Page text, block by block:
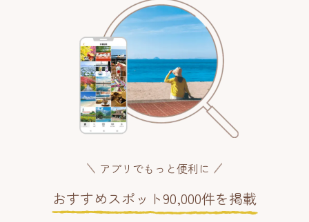
アプリでもっと便利に
おすすめスポット90,000件を掲載